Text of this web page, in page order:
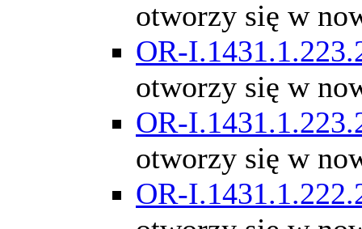
otworzy się w
OR-
otworzy się w
OR-
otworzy się w
OR-